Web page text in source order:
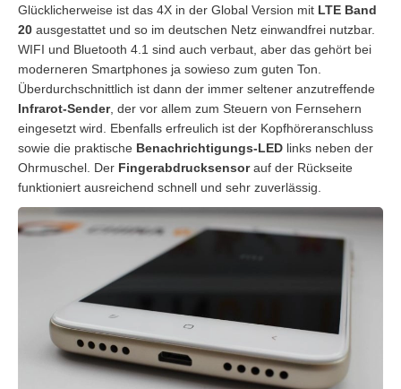
Glücklicherweise ist das 4X in der Global Version mit LTE Band
20 ausgestattet und so im deutschen Netz einwandfrei nutzbar.
WIFI und Bluetooth 4.1 sind auch verbaut, aber das gehört bei
moderneren Smartphones ja sowieso zum guten Ton.
Überdurchschnittlich ist dann der immer seltener anzutreffende
Infrarot-Sender, der vor allem zum Steuern von Fernsehern
eingesetzt wird. Ebenfalls erfreulich ist der Kopfhöreranschluss
sowie die praktische Benachrichtigungs-LED links neben der
Ohrmuschel. Der Fingerabdrucksensorauf der Rückseite
funktioniert ausreichend schnell und sehr zuverlässig.